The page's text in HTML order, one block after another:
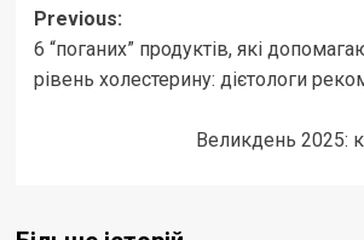
Post
navigation
Previous:
6 “поганих” продуктів, які
рівень холестерину: дієтологи
Великдень 2025: